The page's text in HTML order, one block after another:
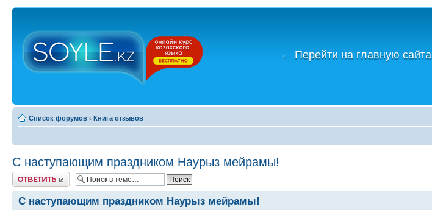
← Перейти на главную сайта
Список форумов ‹ Книга отзывов
С наступающим праздником Наурыз мейрамы!
Ответить
С наступающим праздником Наурыз мейрамы!